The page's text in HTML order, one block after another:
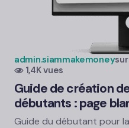
admin.siammakemoneysur
1,4K vues
Guide de création
débutants : page
Guide du débutant pour